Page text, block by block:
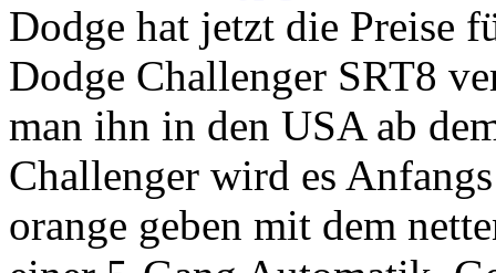
Dodge hat jetzt die Preise
Dodge Challenger SRT8
man ihn in den USA ab
Challenger wird es
orange geben mit dem